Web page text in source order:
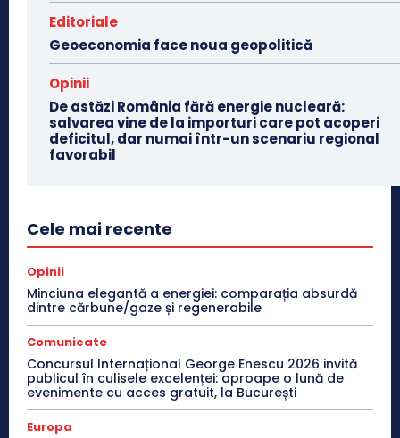
Editoriale
Geoeconomia face noua geopolitică
Opinii
De astăzi România fără energie nucleară:
salvarea vine de la importuri care pot acoperi
deficitul, dar numai într-un scenariu regional
favorabil
Cele mai recente
Opinii
Minciuna elegantă a energiei: comparația absurdă
dintre cărbune/gaze și regenerabile
Comunicate
Concursul Internațional George Enescu 2026 invită
publicul în culisele excelenței: aproape o lună de
evenimente cu acces gratuit, la București
Europa